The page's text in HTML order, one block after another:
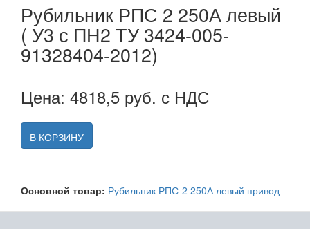
Рубильник РПС 2 250А левый
( У3 с ПН2 ТУ 3424-005-
91328404-2012)
Цена: 4818,5 руб. с НДС
В КОРЗИНУ
Основной товар: Рубильник РПС-2 250А левый привод